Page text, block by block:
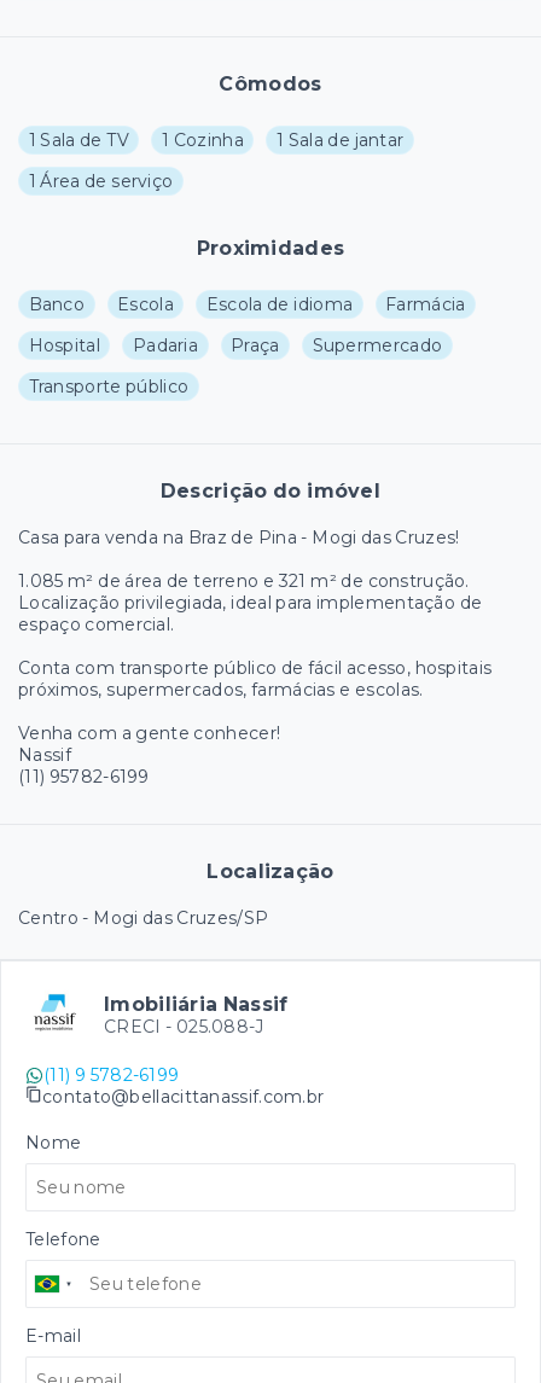
Cômodos
1 Sala de TV 1 Cozinha
1 Sala de jantar
1 Área de serviço
Proximidades
Banco Escola Escola de idioma
Farmácia
Hospital
Padaria Praça
Supermercado
Transporte público
Descrição do imóvel
Casa para venda na Braz de Pina - Mogi das Cruzes!
1.085 m² de área de terreno e 321 m² de construção.
Localização privilegiada, ideal para implementação de
espaço comercial.
Conta com transporte público de fácil acesso, hospitais
próximos, supermercados, farmácias e escolas.
Venha com a gente conhecer!
Nassif
(11) 95782-6199
Localização
Centro - Mogi das Cruzes/SP
Imobiliária Nassif
CRECI - 025.088-J
(11) 9 5782-6199
contato@bellacittanassif.com.br
Nome
Telefone
E-mail